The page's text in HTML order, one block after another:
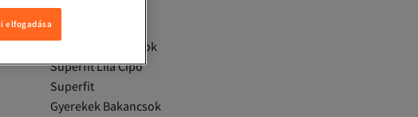
Lila Férfi Bakancsok
Superfit Lila Cipő
Superfit
Gyerekek Bakancsok
elfogadása